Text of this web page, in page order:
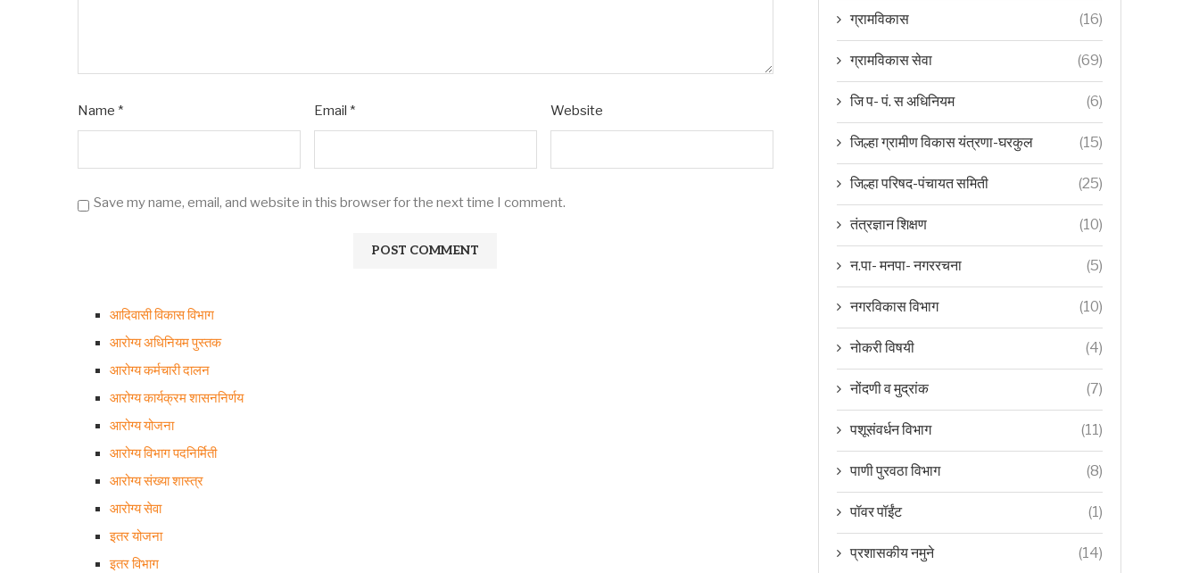
Name * Email * Website
Save my name, email, and website in this browser for the next time I comment.
आदिवासी विकास विभाग
आरोग्य अधिनियम पुस्तक
आरोग्य कर्मचारी दालन
आरोग्य कार्यक्रम शासननिर्णय
आरोग्य योजना
आरोग्य विभाग पदनिर्मिती
आरोग्य संख्या शास्त्र
आरोग्य सेवा
इतर योजना
इतर विभाग
ग्रामविकास (16)
ग्रामविकास सेवा (69)
जि प- पं. स अधिनियम (6)
जिल्हा ग्रामीण विकास यंत्रणा-घरकुल (15)
जिल्हा परिषद-पंचायत समिती (25)
तंत्रज्ञान शिक्षण (10)
न.पा- मनपा- नगररचना (5)
नगरविकास विभाग (10)
नोकरी विषयी (4)
नोंदणी व मुद्रांक (7)
पशूसंवर्धन विभाग (11)
पाणी पुरवठा विभाग (8)
पॉवर पॉईंट (1)
प्रशासकीय नमुने (14)